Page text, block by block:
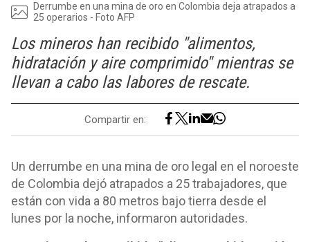
Derrumbe en una mina de oro en Colombia deja atrapados a
25 operarios - Foto AFP
Los mineros han recibido "alimentos,
hidratación y aire comprimido" mientras se
llevan a cabo las labores de rescate.
Compartir en:
Un derrumbe en una mina de oro legal en el noroeste
de Colombia dejó atrapados a 25 trabajadores, que
están con vida a 80 metros bajo tierra desde el
lunes por la noche, informaron autoridades.